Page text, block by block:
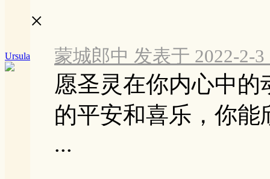
Ursula
×
蒙城郎中 发表于 2022-2-3
愿圣灵在你内心中
的平安和喜乐，你能
...